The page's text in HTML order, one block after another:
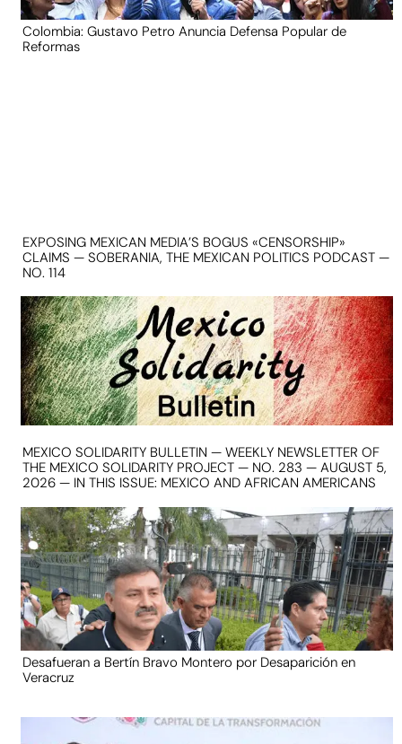
Colombia: Gustavo Petro Anuncia Defensa Popular de
Reformas
EXPOSING MEXICAN MEDIA’S BOGUS «CENSORSHIP»
CLAIMS — SOBERANIA, THE MEXICAN POLITICS PODCAST —
NO. 114
MEXICO SOLIDARITY BULLETIN — WEEKLY NEWSLETTER OF
THE MEXICO SOLIDARITY PROJECT — NO. 283 — AUGUST 5,
2026 — IN THIS ISSUE: MEXICO AND AFRICAN AMERICANS
Desafueran a Bertín Bravo Montero por Desaparición en
Veracruz